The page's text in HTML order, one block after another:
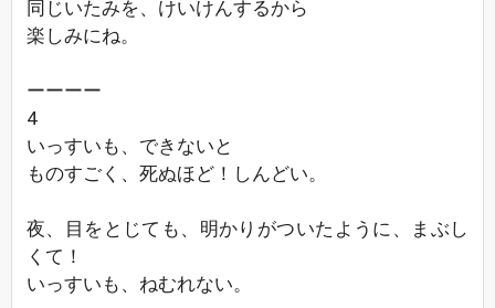
同じいたみを、けいけんするから
楽しみにね。
ーーーー
4
いっすいも、できないと
ものすごく、死ぬほど！しんどい。
夜、目をとじても、明かりがついたように、まぶし
くて！
いっすいも、ねむれない。